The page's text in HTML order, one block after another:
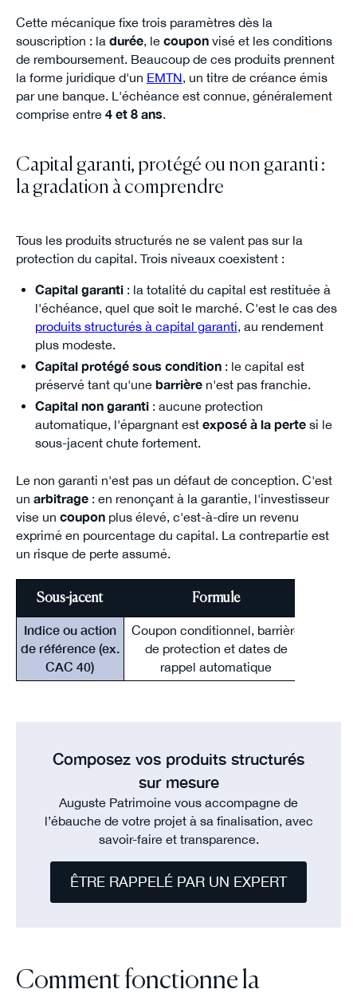
Cette mécanique fixe trois paramètres dès la
souscription : la durée, le couponvisé et les conditions
de remboursement. Beaucoup de ces produits prennent
la forme juridique d'un EMTN, un titre de créance émis
par une banque. L'échéance est connue, généralement
comprise entre 4 et 8 ans.
Capital garanti, protégé ou non garanti :
la gradation à comprendre
Tous les produits structurés ne se valent pas sur la
protection du capital. Trois niveaux coexistent :
Capital garanti: la totalité du capital est restituée à
l'échéance, quel que soit le marché. C'est le cas des
produits structurés à capital garanti, au rendement
plus modeste.
Capital protégé sous condition: le capital est
préservé tant qu'une barrièren'est pas franchie.
Capital non garanti: aucune protection
automatique, l'épargnant est exposé à la pertesi le
sous-jacent chute fortement.
Le non garanti n'est pas un défaut de conception. C'est
un arbitrage: en renonçant à la garantie, l'investisseur
vise un couponplus élevé, c'est-à-dire un revenu
exprimé en pourcentage du capital. La contrepartie est
un risque de perte assumé.
Sous-jacent Formule
Indice ou action
de référence (ex.
CAC 40)
Coupon conditionnel, barrière
de protection et dates de
rappel automatique
Composez vos produits structurés
sur mesure
Auguste Patrimoine vous accompagne de
l’ébauche de votre projet à sa finalisation, avec
savoir-faire et transparence.
ÊTRE RAPPELÉ PAR UN EXPERT
Comment fonctionne la